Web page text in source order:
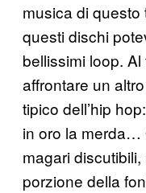
musica di
questi dischi
bellissimi loop.
affrontare un
tipico dell’hip
in oro la merda…
magari
porzione della